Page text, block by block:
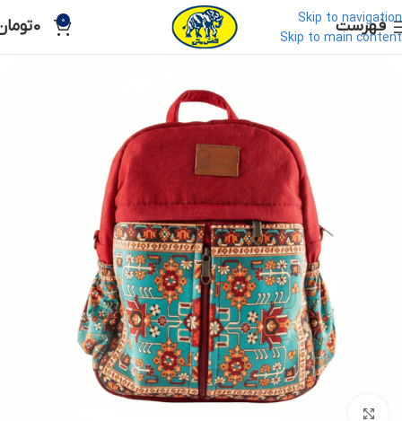
Skip to navigation
Skip to main content
فهرست 0
0